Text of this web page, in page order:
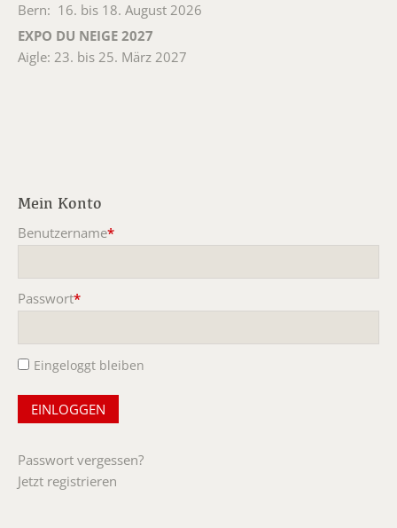
Bern: 16. bis 18. August 2026
EXPO DU NEIGE 2027
Aigle: 23. bis 25. März 2027
Mein Konto
Benutzername*
Passwort*
Eingeloggt bleiben
Passwort vergessen?
Jetzt registrieren